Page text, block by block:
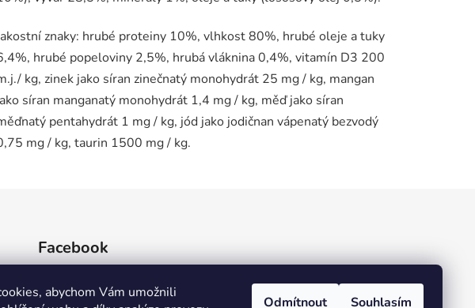
abychom Vám umožnili
Odmítnout Souhlasím
znaky: hrubé proteiny 10%, vlhkost 80%, hrubé oleje a tuky
hrubé popeloviny 2,5%, hrubá vláknina 0,4%, vitamín D3 200
kg, zinek jako síran zinečnatý monohydrát 25 mg / kg, mangan
síran manganatý monohydrát 1,4 mg / kg, měď jako síran
pentahydrát 1 mg / kg, jód jako jodičnan vápenatý bezvodý
mg / kg, taurin 1500 mg / kg.
Facebook